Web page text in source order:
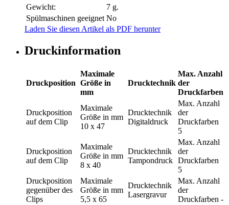
Gewicht:
7 g.
Spülmaschinen geeignet No
Laden Sie diesen Artikel als PDF herunter
Druckinformation
Druckposition
Maximale
Größe in
mm
Drucktechnik
Max. Anzahl
der
Druckfarben
Druckposition
auf dem Clip
Maximale
Größe in mm
10 x 47
Drucktechnik
Digitaldruck
Max. Anzahl
der
Druckfarben
5
Druckposition
auf dem Clip
Maximale
Größe in mm
8 x 40
Drucktechnik
Tampondruck
Max. Anzahl
der
Druckfarben
5
Druckposition
gegenüber des
Clips
Maximale
Größe in mm
5,5 x 65
Drucktechnik
Lasergravur
Max. Anzahl
der
Druckfarben -